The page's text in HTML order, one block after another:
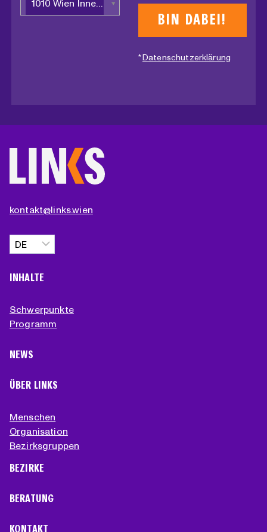
1010 Wien Innere Stadt
*Datenschutzerklärung
kontakt@links.wien
Sprache
auswählen
INHALTE
Schwerpunkte
Programm
NEWS
ÜBER LINKS
Menschen
Organisation
Bezirksgruppen
BEZIRKE
BERATUNG